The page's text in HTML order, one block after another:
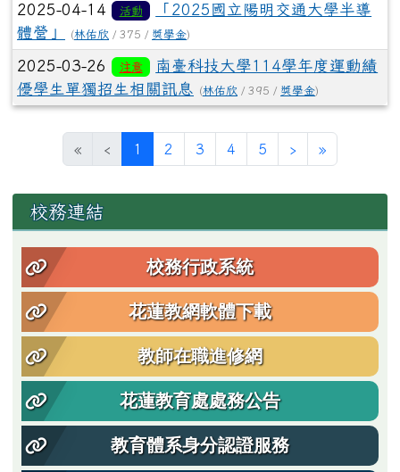
2025-04-14 活動
「2025國立陽明交通大學半導
體營」
(林佑欣 / 375 / 獎學金)
2025-03-26 注意
南臺科技大學114學年度運動績
優學生單獨招生相關訊息
(林佑欣 / 395 / 獎學金)
« ‹ 1 (目前頁次)
2 3 4 5 ›下一頁
»最後頁
左邊區域內容
校務連結
校務行政系統
花蓮教網軟體下載
教師在職進修網
花蓮教育處處務公告
教育體系身分認證服務